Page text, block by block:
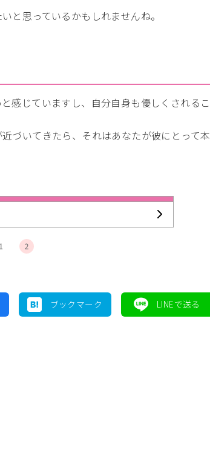
と思っているかもしれませんね。
感じていますし、自分自身も優しくされるこ
づいてきたら、それはあなたが彼にとって本
1 2